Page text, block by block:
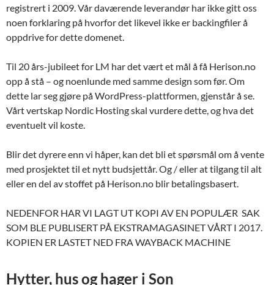
registrert i 2009. Vår daværende leverandør har ikke gitt oss
noen forklaring på hvorfor det likevel ikke er backingfiler å
oppdrive for dette domenet.
Til 20 års-jubileet for LM har det vært et mål å få Herison.no
opp å stå – og noenlunde med samme design som før. Om
dette lar seg gjøre på WordPress-plattformen, gjenstår å se.
Vårt vertskap Nordic Hosting skal vurdere dette, og hva det
eventuelt vil koste.
Blir det dyrere enn vi håper, kan det bli et spørsmål om å vente
med prosjektet til et nytt budsjettår. Og / eller at tilgang til alt
eller en del av stoffet på Herison.no blir betalingsbasert.
NEDENFOR HAR VI LAGT UT KOPI AV EN POPULÆR SAK
SOM BLE PUBLISERT PÅ EKSTRAMAGASINET VÅRT I 2017.
KOPIEN ER LASTET NED FRA WAYBACK MACHINE
Hytter, hus og hager i Son